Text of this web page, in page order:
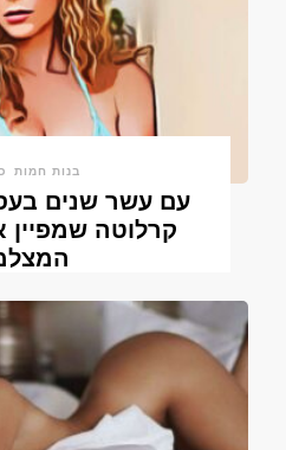
בנות חמות
עם עשר שנים
קרלוטה שמפיין